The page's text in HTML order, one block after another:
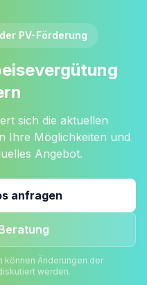
PV-Förderung
sich die aktuellen
Ihre Möglichkeiten und
Angebot.
anfragen
können Änderungen der
werden.